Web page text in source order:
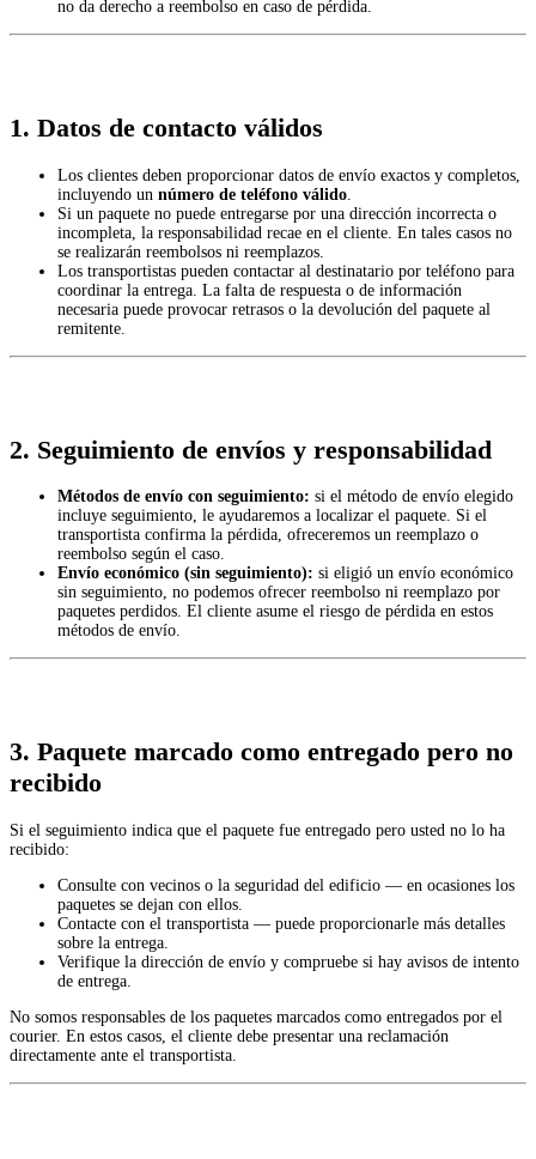
no da derecho a reembolso en caso de pérdida.
1. Datos de contacto válidos
Los clientes deben proporcionar datos de envío exactos y completos,
incluyendo un número de teléfono válido
Si un paquete no puede entregarse por una dirección incorrecta o
incompleta, la responsabilidad recae en el cliente. En tales casos no
se realizarán reembolsos ni reemplazos.
Los transportistas pueden contactar al destinatario por teléfono para
coordinar la entrega. La falta de respuesta o de información
necesaria puede provocar retrasos o la devolución del paquete al
remitente.
2. Seguimiento de envíos y responsabilidad
Métodos de envío con seguimiento: si el método de envío elegido
incluye seguimiento, le ayudaremos a localizar el paquete. Si el
transportista confirma la pérdida, ofreceremos un reemplazo o
reembolso según el caso.
Envío económico (sin seguimiento): si eligió un envío económico
sin seguimiento, no podemos ofrecer reembolso ni reemplazo por
paquetes perdidos. El cliente asume el riesgo de pérdida en estos
métodos de envío.
3. Paquete marcado como entregado pero no
recibido
Si el seguimiento indica que el paquete fue entregado pero usted no lo ha
recibido:
Consulte con vecinos o la seguridad del edificio — en ocasiones los
paquetes se dejan con ellos.
Contacte con el transportista — puede proporcionarle más detalles
sobre la entrega.
Verifique la dirección de envío y compruebe si hay avisos de intento
de entrega.
No somos responsables de los paquetes marcados como entregados por el
courier. En estos casos, el cliente debe presentar una reclamación
directamente ante el transportista.